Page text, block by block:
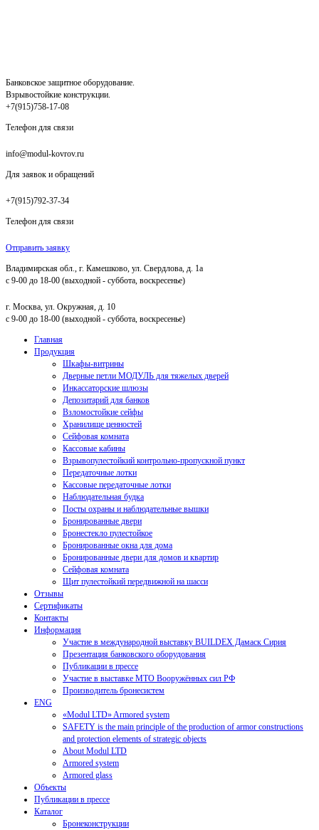
Банковское защитное оборудование.
Взрывостойкие конструкции.
+7(915)758-17-08
Телефон для связи
info@modul-kovrov.ru
Для заявок и обращений
+7(915)792-37-34
Телефон для связи
Отправить заявку
Владимирская обл., г. Камешково, ул. Свердлова, д. 1а
с 9-00 до 18-00 (выходной - суббота, воскресенье)
г. Москва, ул. Окружная, д. 10
с 9-00 до 18-00 (выходной - суббота, воскресенье)
Главная
Продукция
Шкафы-витрины
Дверные петли МОДУЛЬ для тяжелых дверей
Инкассаторские шлюзы
Депозитарий для банков
Взломостойкие сейфы
Хранилище ценностей
Сейфовая комната
Кассовые кабины
Взрывопулестойкий контрольно-пропускной пункт
Передаточные лотки
Кассовые передаточные лотки
Наблюдательная будка
Посты охраны и наблюдательные вышки
Бронированные двери
Бронестекло пулестойкое
Бронированные окна для дома
Бронированные двери для домов и квартир
Сейфовая комната
Щит пулестойкий передвижной на шасси
Отзывы
Сертификаты
Контакты
Информация
Участие в международной выставку BUILDEX Дамаск Сирия
Презентация банковского оборудования
Публикации в прессе
Участие в выставке МТО Вооружённых сил РФ
Производитель бронесистем
ENG
«Modul LTD» Armored system
SAFETY is the main principle of the production of armor constructions
and protection elements of strategic objects
About Modul LTD
Armored system
Armored glass
Объекты
Публикации в прессе
Каталог
Бронеконструкции